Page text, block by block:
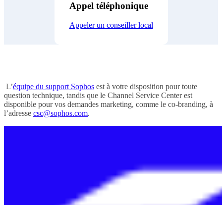
Appel téléphonique
Appeler un conseiller local
L’équipe du support Sophos est à votre disposition pour toute
question technique, tandis que le Channel Service Center est
disponible pour vos demandes marketing, comme le co-branding, à
l’adresse csc@sophos.com.